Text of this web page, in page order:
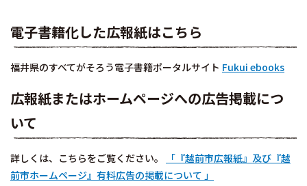
電子書籍化した広報紙はこちら
福井県のすべてがそろう電子書籍ポータルサイト Fukui ebooks
広報紙またはホームページへの広告掲載につ
いて
詳しくは、こちらをご覧ください。
「『越前市広報紙』及び『越
前市ホームページ』有料広告の掲載について 」